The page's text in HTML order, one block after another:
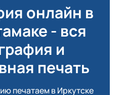
онлайн в
- вся
и
печать
печатаем в Иркутске